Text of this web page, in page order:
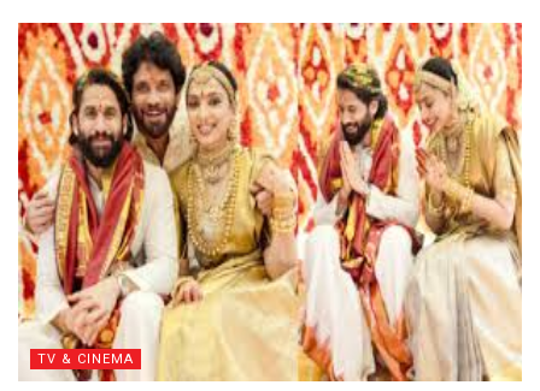
TV & CINEMA